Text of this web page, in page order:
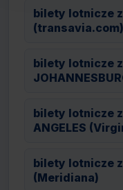
bilety lotnicze z
(transavia.com)
bilety lotnicze z
bilety lotnicze z
ANGELES
bilety lotnicze z
(Meridiana)